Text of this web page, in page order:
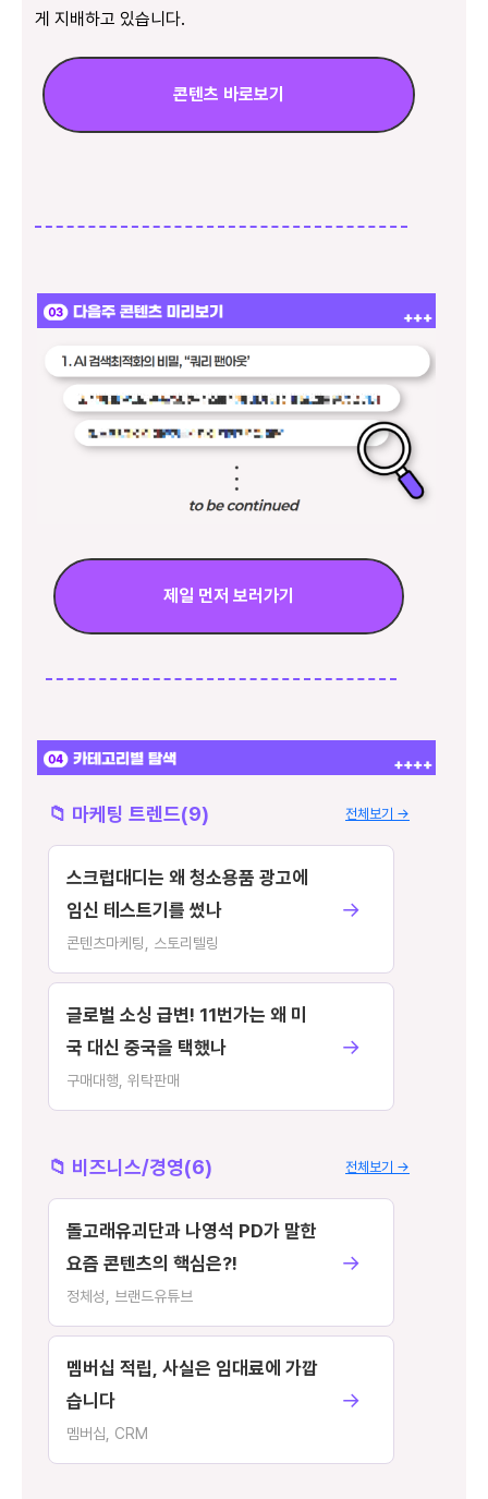
게 지배하고 있습니다.
콘텐츠 바로보기
제일 먼저 보러가기
📁 마케팅 트렌드(9) 전체보기 →
스크럽대디는 왜 청소용품 광고에
임신 테스트기를 썼나
콘텐츠마케팅, 스토리텔링
→
글로벌 소싱 급변! 11번가는 왜 미
국 대신 중국을 택했나
구매대행, 위탁판매
→
📁 비즈니스/경영(6) 전체보기 →
돌고래유괴단과 나영석 PD가 말한
요즘 콘텐츠의 핵심은?!
정체성, 브랜드유튜브
→
멤버십 적립, 사실은 임대료에 가깝
습니다
멤버십, CRM
→